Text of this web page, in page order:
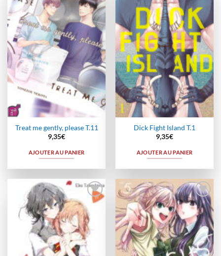
Ajouter
à la
wishlist
Treat me gently, please T.11
9,35€
AJOUTER AU PANIER
à la
wishlist
Dick Fight Island T.1
9,35€
AJOUTER AU PANIER
Ajouter
à la
wishlist
Ajouter
à la
wishlist